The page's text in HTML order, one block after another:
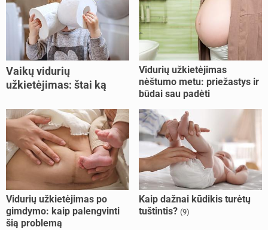
Vaikų vidurių
užkietėjimas: štai ką
Vidurių užkietėjimas
nėštumo metu: priežastys ir
būdai sau padėti
Vidurių užkietėjimas po
gimdymo: kaip palengvinti
šią problemą
Kaip dažnai kūdikis turėtų
tuštintis? (9)